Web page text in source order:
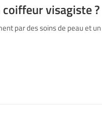
visagiste ?
par des soins de peau et